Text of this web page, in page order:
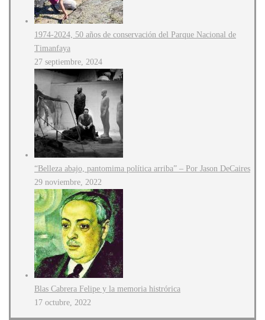
1974-2024, 50 años de conservación del Parque Nacional de
Timanfaya
27 septiembre, 2024
“Belleza abajo, pantomima política arriba” – Por Jason DeCaires
29 noviembre, 2022
Blas Cabrera Felipe y la memoria histrórica
17 octubre, 2022